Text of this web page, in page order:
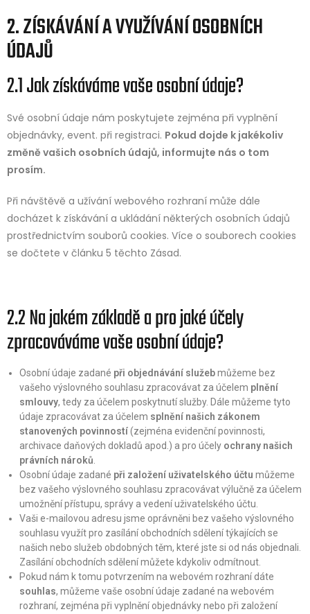
2. ZÍSKÁVÁNÍ A VYUŽÍVÁNÍ OSOBNÍCH
ÚDAJŮ
2.1 Jak získáváme vaše osobní údaje?
Své osobní údaje nám poskytujete zejména při vyplnění
objednávky, event. při registraci. Pokud dojde k jakékoliv
změně vašich osobních údajů, informujte nás o tom
prosím.
Při návštěvě a užívání webového rozhraní může dále
docházet k získávání a ukládání některých osobních údajů
prostřednictvím souborů cookies. Více o souborech cookies
se dočtete v článku 5 těchto Zásad.
2.2 Na jakém základě a pro jaké účely
zpracováváme vaše osobní údaje?
Osobní údaje zadané při objednávání služebmůžeme bez
vašeho výslovného souhlasu zpracovávat za účelem plnění
smlouvy, tedy za účelem poskytnutí služby. Dále můžeme tyto
údaje zpracovávat za účelem splnění našich zákonem
stanovených povinností(zejména evidenční povinnosti,
archivace daňových dokladů apod.) a pro účely ochrany našich
právních nároků
Osobní údaje zadané při založení uživatelského účtu můžeme
bez vašeho výslovného souhlasu zpracovávat výlučně za účelem
umožnění přístupu, správy a vedení uživatelského účtu.
Vaši e-mailovou adresu jsme oprávněni bez vašeho výslovného
souhlasu využít pro zasílání obchodních sdělení týkajících se
našich nebo služeb obdobných těm, které jste si od nás objednali.
Zasílání obchodních sdělení můžete kdykoliv odmítnout.
Pokud nám k tomu potvrzením na webovém rozhraní dáte
souhlas, můžeme vaše osobní údaje zadané na webovém
rozhraní, zejména při vyplnění objednávky nebo při založení